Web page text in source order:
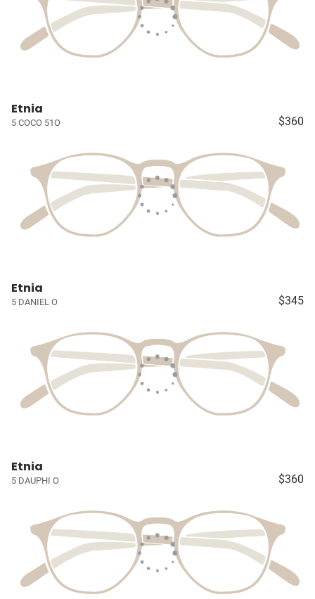
Etnia
5 COCO 51O $360
Etnia
5 DANIEL O $345
Etnia
5 DAUPHI O $360